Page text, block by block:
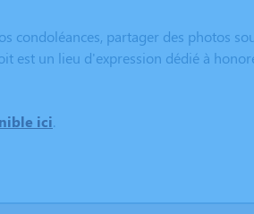
condoléances, partager des photos
est un lieu d'expression dédié à
ici.